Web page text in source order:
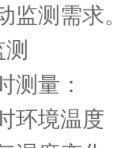
监测需求
量：
境温度